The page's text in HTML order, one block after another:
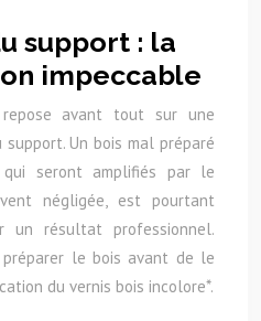
support : la
impeccable
avant tout sur une
Un bois mal préparé
seront amplifiés par le
négligée, est pourtant
un résultat professionnel.
préparer le bois avant de le
du vernis bois incolore*.